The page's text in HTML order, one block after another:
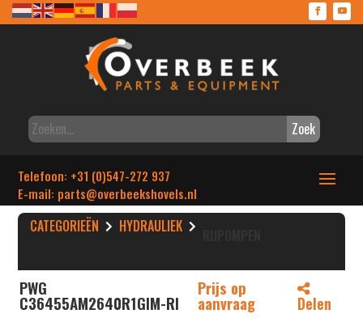
Zoek
Telefoon: +31 (0)547-272 937
E-mail: parts@overbeekshovels.nl
CATEGORIEËN HYDRAULIEK
PWG
C36455AM2640R1GIM-RI
Prijs op
aanvraag Delen